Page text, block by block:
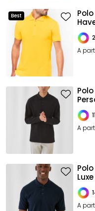
Best
A
Polo
A
A